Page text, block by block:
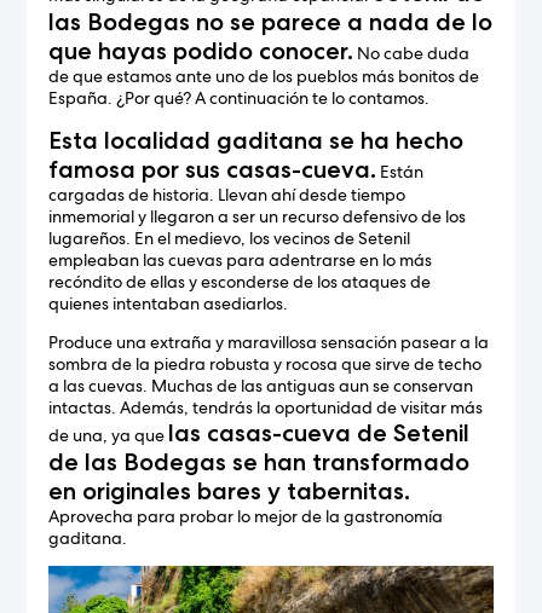
las Bodegas no se parece a nada de lo
que hayas podido conocer. No cabe duda
de que estamos ante uno de los pueblos más bonitos de
España. ¿Por qué? A continuación te lo contamos.
Esta localidad gaditana se ha hecho
famosa por sus casas-cueva. Están
cargadas de historia. Llevan ahí desde tiempo
inmemorial y llegaron a ser un recurso defensivo de los
lugareños. En el medievo, los vecinos de Setenil
empleaban las cuevas para adentrarse en lo más
recóndito de ellas y esconderse de los ataques de
quienes intentaban asediarlos.
Produce una extraña y maravillosa sensación pasear a la
sombra de la piedra robusta y rocosa que sirve de techo
a las cuevas. Muchas de las antiguas aun se conservan
intactas. Además, tendrás la oportunidad de visitar más
de una, ya que las casas-cueva de Setenil
de las Bodegas se han transformado
en originales bares y tabernitas.
Aprovecha para probar lo mejor de la gastronomía
gaditana.